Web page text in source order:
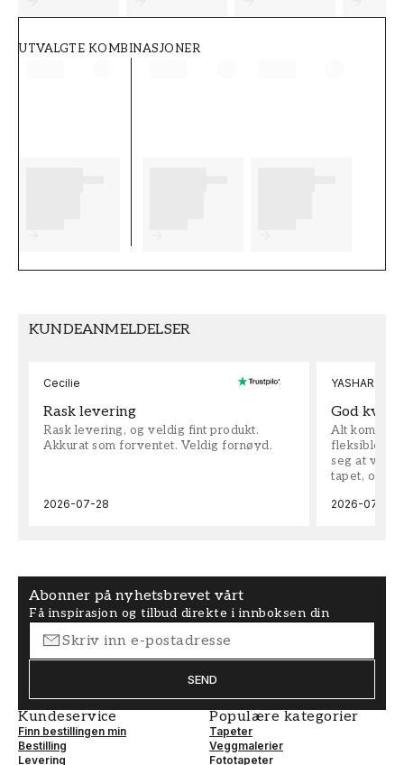
UTVALGTE KOMBINASJONER
KUNDEANMELDELSER
Cecilie
Rask levering
Rask levering, og veldig fint produkt.
Akkurat som forventet. Veldig fornøyd.
2026-07-28
YASHAR
God
Alt kom
fleksible på
seg at vi
tapet, og
2026-07-04
Abonner på nyhetsbrevet vårt
Få inspirasjon og tilbud direkte i innboksen din
SEND
Kundeservice
Finn bestillingen min
Bestilling
Levering
Populære kategorier
Tapeter
Veggmalerier
Fototapeter